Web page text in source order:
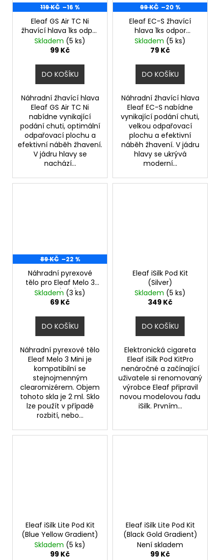
119 KČ –16 %
Eleaf GS Air TC Ni
žhavící hlava 1ks odpor
0,15ohm
Skladem (5 ks)
99 Kč
DO KOŠÍKU
Náhradní žhavící hlava
Eleaf GS Air TC Ni
nabídne vynikající
podání chuti, optimální
odpařovací plochu a
efektivní náběh žhavení.
V jádru hlavy se
nachází...
99 KČ –20 %
Eleaf EC-S žhavící
hlava 1ks odpor
0,6ohm
Skladem (5 ks)
79 Kč
DO KOŠÍKU
Náhradní žhavící hlava
Eleaf EC-S nabídne
vynikající podání chuti,
velkou odpařovací
plochu a efektivní
náběh žhavení. V jádru
hlavy se ukrývá
moderní...
89 KČ –22 %
Náhradní pyrexové
tělo pro Eleaf Melo 3
Mini (2ml)
Skladem (3 ks)
69 Kč
DO KOŠÍKU
Náhradní pyrexové tělo
Eleaf Melo 3 Mini je
kompatibilní se
stejnojmenným
clearomizérem. Objem
tohoto skla je 2 ml. Sklo
lze použít v případě
rozbití, nebo...
Eleaf iSilk Pod Kit
(Silver)
Skladem (5 ks)
349 Kč
DO KOŠÍKU
Elektronická cigareta
Eleaf iSilk Pod KitPro
nenáročné a začínající
uživatele si renomovaný
výrobce Eleaf připravil
novou modelovou řadu
iSilk. Prvním...
Eleaf iSilk Lite Pod Kit
(Blue Yellow Gradient)
Skladem (5 ks)
99 Kč
Eleaf iSilk Lite Pod Kit
(Black Gold Gradient)
Není skladem
99 Kč